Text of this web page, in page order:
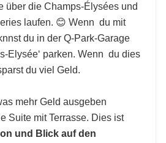
über die Champs-Élysées und
laufen. 😊 Wenn du mit
du in der Q-Park-Garage
Elysée‘ parken. Wenn du dies
du viel Geld.
mehr Geld ausgeben
Suite mit Terrasse. Dies ist
und Blick auf den